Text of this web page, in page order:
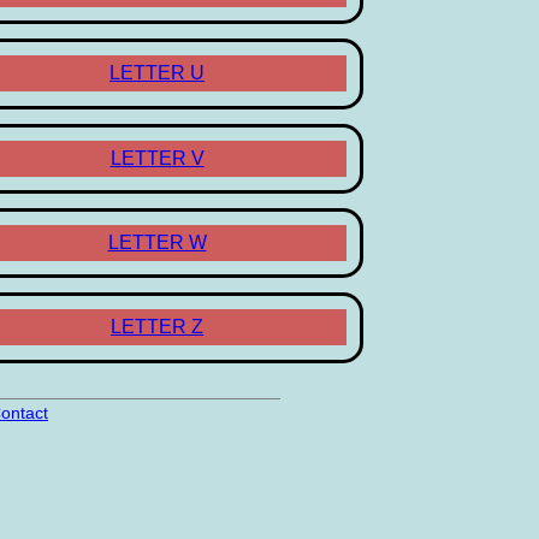
LETTER U
LETTER V
LETTER W
LETTER Z